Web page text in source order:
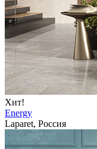
Хит!
Energy
Laparet, Россия